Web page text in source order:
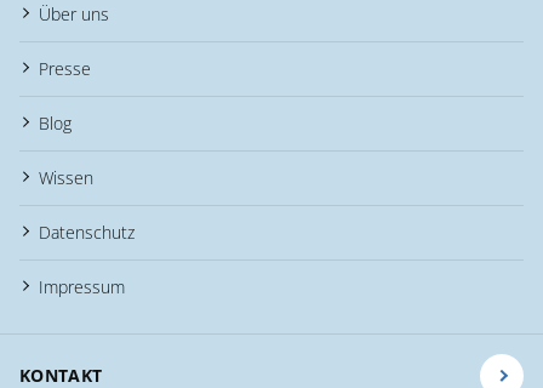
Über uns
Presse
Blog
Wissen
Datenschutz
Impressum
KONTAKT